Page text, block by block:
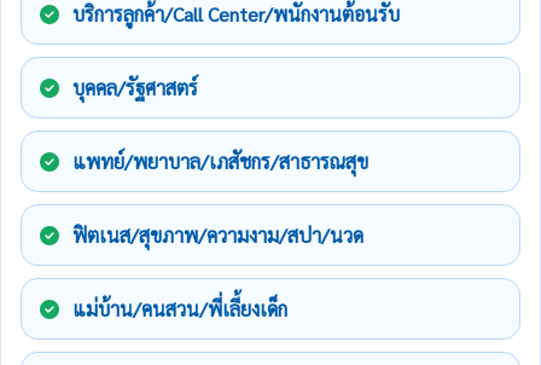
บริการลูกค้า/Call Center/พนักงานต้อนรับ
บุคคล/รัฐศาสตร์
แพทย์/พยาบาล/เภสัชกร/สาธารณสุข
ฟิตเนส/สุขภาพ/ความงาม/สปา/นวด
แม่บ้าน/คนสวน/พี่เลี้ยงเด็ก